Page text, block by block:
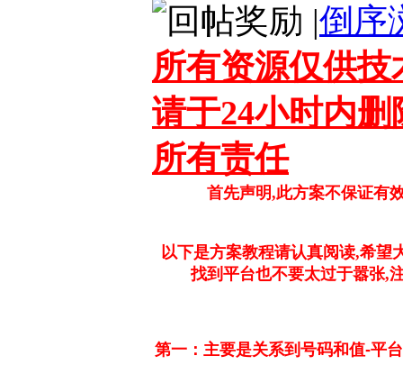
|倒序
所有资源仅供
请于24小时内
所有责任
首先声明,此方案不保证有
以下是方案教程请认真阅读,希望
找到平台也不要太过于嚣张,
第一：主要是关系到号码和值-平